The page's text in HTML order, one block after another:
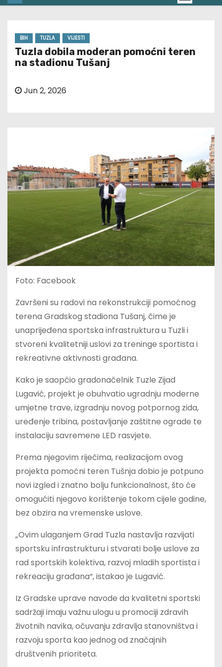
BIH TUZLA VIJESTI
Tuzla dobila moderan pomoćni teren
na stadionu Tušanj
Jun 2, 2026
Foto: Facebook
Završeni su radovi na rekonstrukciji pomoćnog
terena Gradskog stadiona Tušanj, čime je
unaprijeđena sportska infrastruktura u Tuzli i
stvoreni kvalitetniji uslovi za treninge sportista i
rekreativne aktivnosti građana.
Kako je saopćio gradonačelnik Tuzle Zijad
Lugavić, projekt je obuhvatio ugradnju moderne
umjetne trave, izgradnju novog potpornog zida,
uređenje tribina, postavljanje zaštitne ograde te
instalaciju savremene LED rasvjete.
Prema njegovim riječima, realizacijom ovog
projekta pomoćni teren Tušnja dobio je potpuno
novi izgled i znatno bolju funkcionalnost, što će
omogućiti njegovo korištenje tokom cijele godine,
bez obzira na vremenske uslove.
„Ovim ulaganjem Grad Tuzla nastavlja razvijati
sportsku infrastrukturu i stvarati bolje uslove za
rad sportskih kolektiva, razvoj mladih sportista i
rekreaciju građana“, istakao je Lugavić.
Iz Gradske uprave navode da kvalitetni sportski
sadržaji imaju važnu ulogu u promociji zdravih
životnih navika, očuvanju zdravlja stanovništva i
razvoju sporta kao jednog od značajnih
društvenih prioriteta.